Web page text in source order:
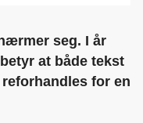
seg. I år
at både tekst
for en